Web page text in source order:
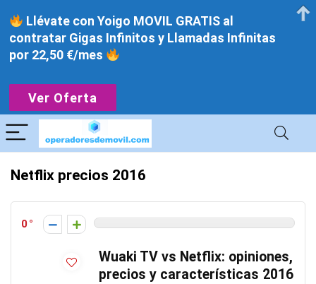
Netflix precios 2016
0
Wuaki TV vs Netflix: opiniones,
precios y características 2016
Llévate con Yoigo MOVIL GRATIS al
contratar Gigas Infinitos y Llamadas Infinitas
por 22,50 €/mes
Ver Oferta